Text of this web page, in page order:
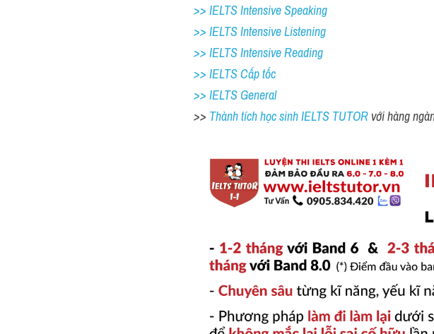
>> IELTS Intensive Speaking
>> IELTS Intensive Listening
>> IELTS Intensive Reading
>> IELTS Cấp tốc
>> IELTS General
>> Thành tích học sinh IELTS TUTOR với hàng